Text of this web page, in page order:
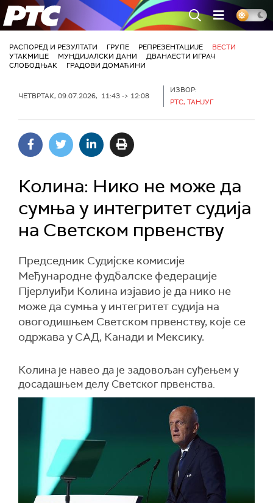
РТС
РАСПОРЕД И РЕЗУЛТАТИ ГРУПЕ РЕПРЕЗЕНТАЦИЈЕ
ВЕСТИ
УТАКМИЦЕ
МУНДИЈАЛСКИ ДАНИ
ДВАНАЕСТИ ИГРАЧ
СЛОБОДЊАК
ГРАДОВИ ДОМАЋИНИ
ЧЕТВРТАК, 09.07.2026, 11:43 -> 12:08
ИЗВОР:
РТС, ТАНЈУГ
Колина: Нико не може да
сумња у интегритет судија
на Светском првенству
Председник Судијске комисије
Међународне фудбалске федерације
Пјерлуиђи Колина изјавио је да нико не
може да сумња у интегритет судија на
овогодишњем Светском првенству, које се
одржава у САД, Канади и Мексику.
Колина је навео да је задовољан суђењем у
досадашњем делу Светског првенства.